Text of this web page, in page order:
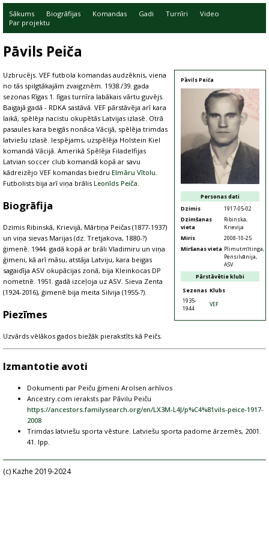
Sākums Biogrāfijas Komandas Gadi Turnīri
Video
Par projektu
Pāvils Peiča
Pāvils Peiča
Personas dati
Dzimis
1917-05-02
Dzimšanas
vieta
Ribinska,
Krievija
Miris
2008-10-25
Miršanas vieta Plimutmītinga,
Pensilvānija,
ASV
Pārstāvētie klubi
Sezonas Klubs
1935-
1944
VEF
Uzbrucējs. VEF futbola komandas audzēknis, viena
no tās spilgtākajām zvaigznēm. 1938./39. gada
sezonas Rīgas 1. līgas turnīra labākais vārtu guvējs.
Baigajā gadā - RDKA sastāvā. VEF pārstāvēja arī kara
laikā, spēlēja nacistu okupētās Latvijas izlasē. Otrā
pasaules kara beigās nonāca Vācijā, spēlēja trimdas
latviešu izlasē. Iespējams, uzspēlēja Holstein Kiel
komandā Vācijā. Amerikā Spēlēja Filadelfijas
Latvian soccer club komandā kopā ar savu
kādreizējo VEF komandas biedru Elmāru Vītolu.
Futbolists bija arī viņa brālis Leonīds Peiča.
Biogrāfija
Dzimis Ribinskā, Krievijā, Mārtiņa Peičas (1877-1937)
un viņa sievas Marijas (dz. Tretjakova, 1880-?)
ģimenē. 1944. gadā kopā ar brāli Vladimiru un viņa
ģimeni, kā arī māsu, atstāja Latviju, kara beigas
sagaidīja ASV okupācijas zonā, bija Kleinkocas DP
nometnē. 1951. gadā izceļoja uz ASV. Sieva Zenta
(1924-2016), ģimenē bija meita Silvija (1955-?).
Piezīmes
Uzvārds vēlākos gados biežāk pierakstīts kā Peičs.
Izmantotie avoti
Dokumenti par Peiču ģimeni Arolsen arhīvos
Ancestry.com ieraksts par Pāvilu Peiču
https://ancestors.familysearch.org/en/LX3M-L4J/p%C4%81vils-peice-1917-
2008
Trimdas latviešu sporta vēsture. Latviešu sporta padome ārzemēs, 2001.
41. lpp.
(c) Kazhe 2019-2024